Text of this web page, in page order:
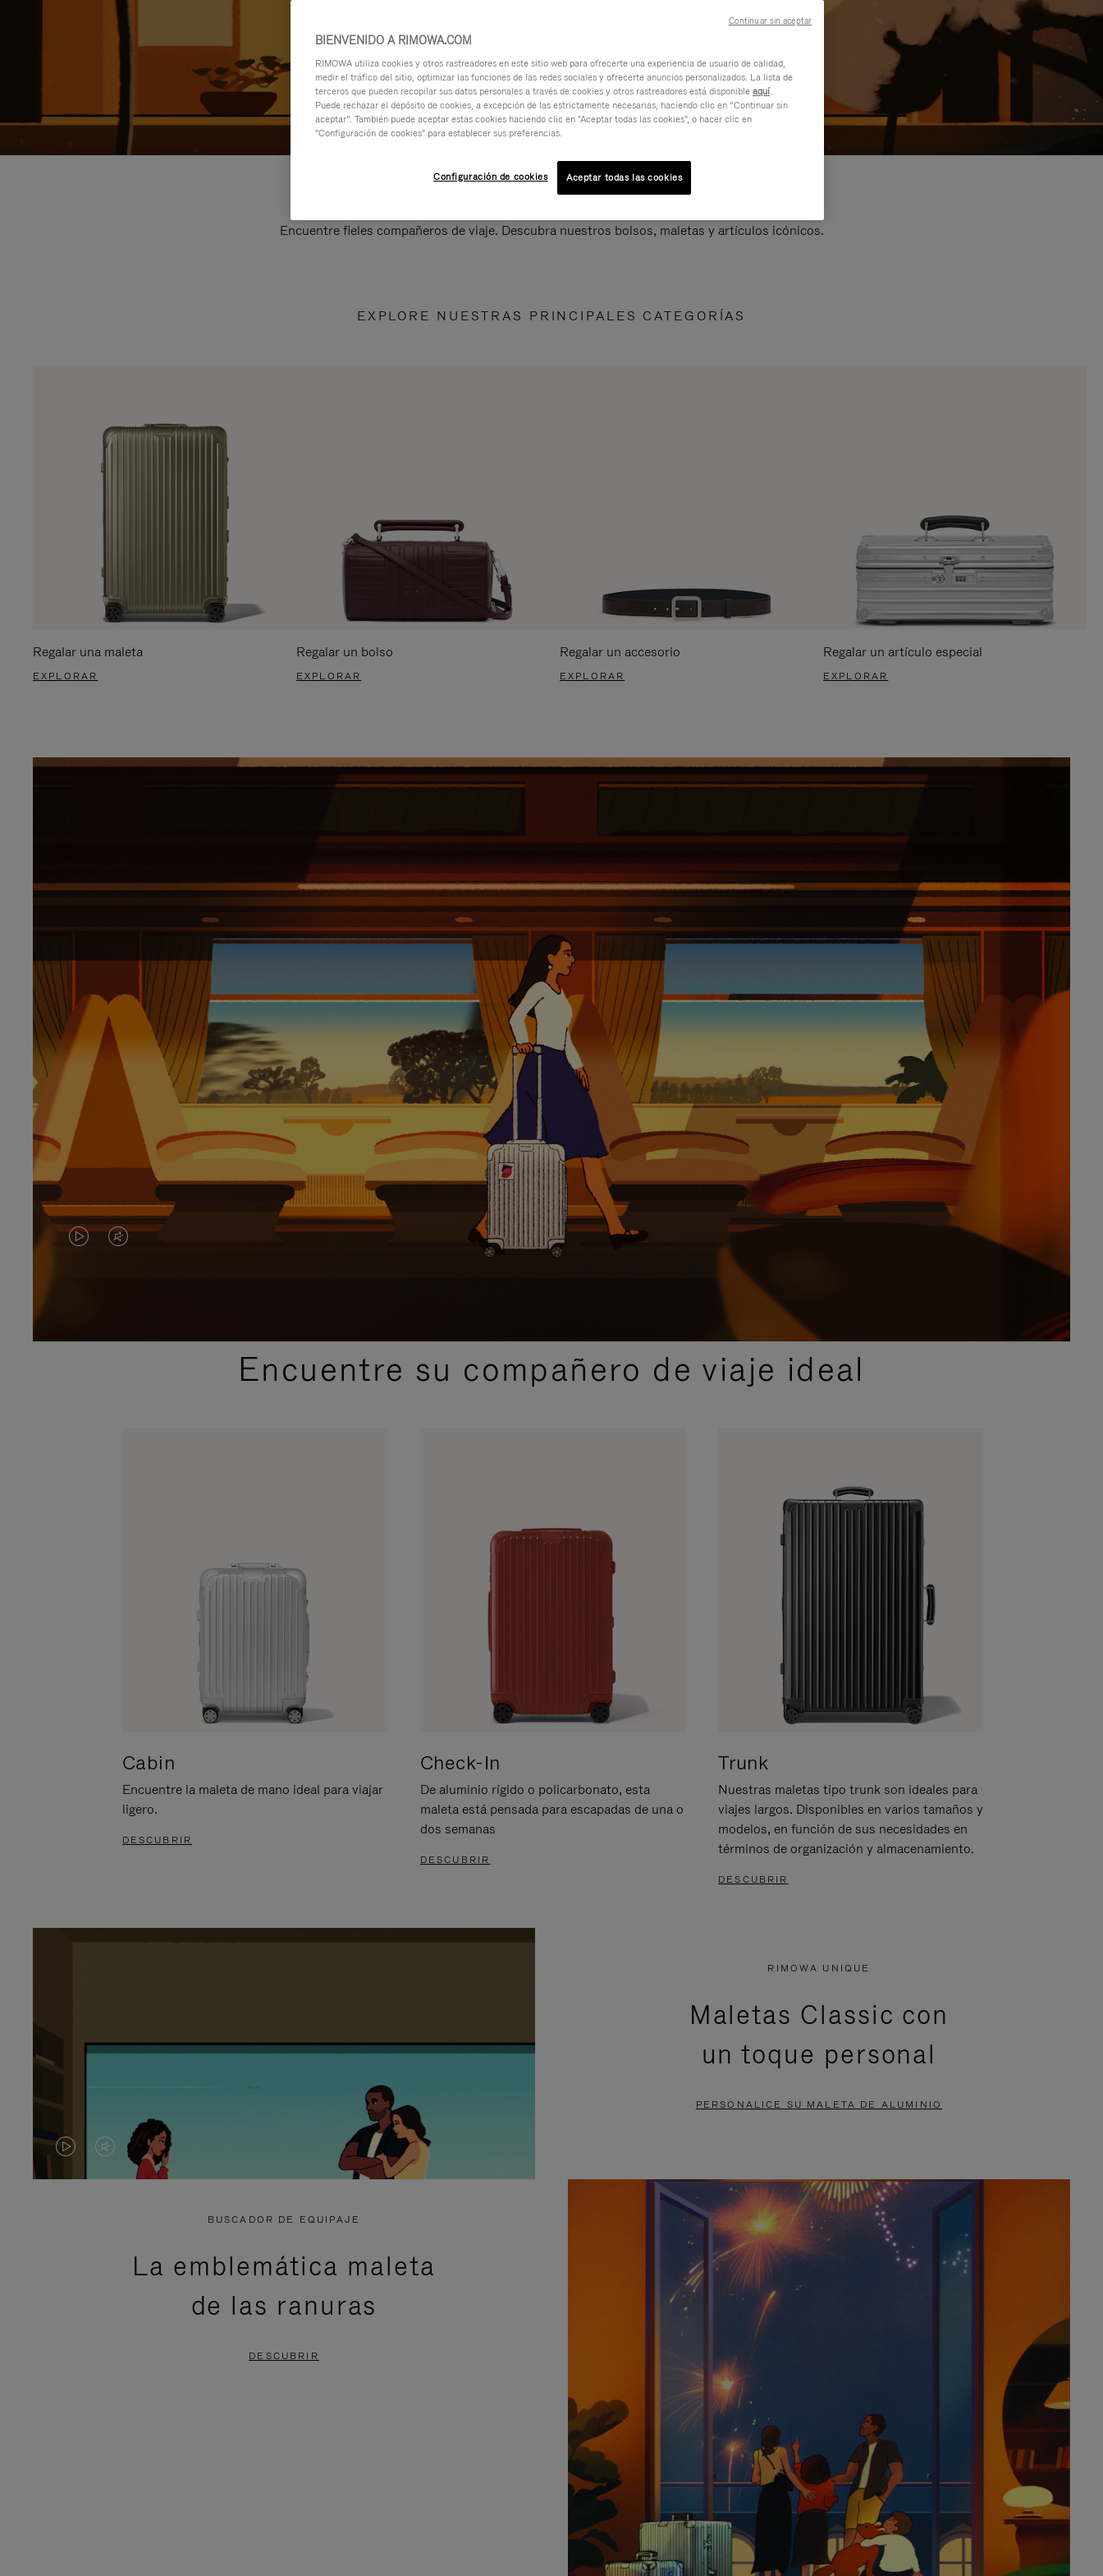
Encuentre fieles compañeros de viaje. Descubra nuestros bolsos, maletas y artículos icónicos.
EXPLORE NUESTRAS PRINCIPALES CATEGORÍAS
Regalar una maleta
EXPLORAR
Regalar un bolso
EXPLORAR
Regalar un accesorio
EXPLORAR
Regalar un artículo especial
EXPLORAR
EL
ESTÁ
EL
VÍDEO
Encuentre su compañero de viaje ideal
Cabin
Encuentre la maleta de mano ideal para viajar
ligero.
DESCUBRIR
Check-In
De aluminio rígido o policarbonato, esta
maleta está pensada para escapadas de una o
dos semanas
DESCUBRIR
Trunk
Nuestras maletas tipo trunk son ideales para
viajes largos. Disponibles en varios tamaños y
modelos, en función de sus necesidades en
términos de organización y almacenamiento.
DESCUBRIR
EL
PAUSADO,
EL
ESTÁ
DESACTIVADO:
RIMOWA UNIQUE
Maletas Classic con
un toque personal
PERSONALICE SU MALETA DE ALUMINIO
BUSCADOR DE EQUIPAJE
La emblemática maleta
de las ranuras
DESCUBRIR
BIENVENIDO A RIMOWA.COM
RIMOWA utiliza cookies y otros rastreadores en este sitio web para ofrecerte una experiencia de usuario de calidad,
medir el tráfico del sitio, optimizar las funciones de las redes sociales y ofrecerte anuncios personalizados. La lista de
terceros que pueden recopilar sus datos personales a través de cookies y otros rastreadores está disponibleaquí.
Puede rechazar el depósito de cookies, a excepción de las estrictamente necesarias, haciendo clic en “Continuar sin
aceptar”. También puede aceptar estas cookies haciendo clic en "Aceptar todas las cookies", o hacer clic en
"Configuración de cookies" para establecer sus preferencias.
Configuración de cookies Aceptar todas las cookies
Continuar sin aceptar